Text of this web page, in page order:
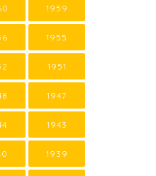
1959
1955
1951
1947
1943
1939